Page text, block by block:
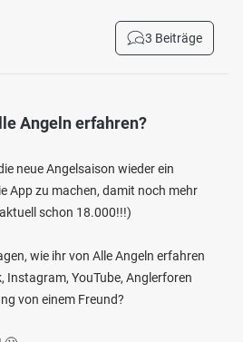
3 Beiträge
Angeln erfahren?
neue Angelsaison wieder ein
App zu machen, damit noch mehr
schon 18.000!!!)
wie ihr von Alle Angeln erfahren
Instagram, YouTube, Anglerforen
von einem Freund?